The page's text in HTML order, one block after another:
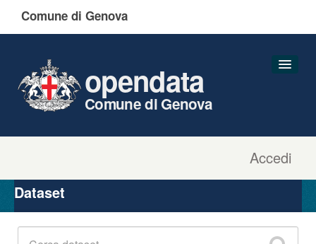
Comune di Genova
Accedi
opendata
Comune di Genova
Organizzazioni
Gruppi
Dataset